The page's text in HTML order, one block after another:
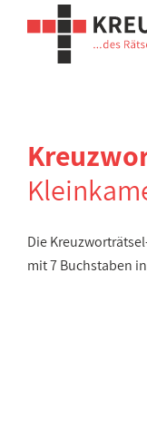
Die
mit 7 Buchstaben